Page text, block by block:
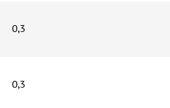
0,3
0,3